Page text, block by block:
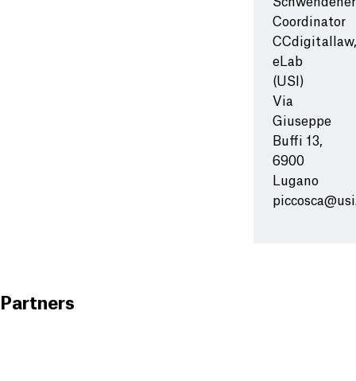
Coordinator
CCdigitallaw,
eLab
(USI)
Via
Giuseppe
Buffi 13,
6900
Lugano
Partners